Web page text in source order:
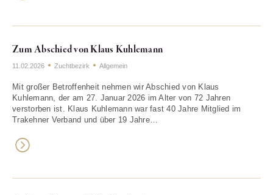
Zum Abschied von Klaus Kuhlemann
11.02.2026 Zuchtbezirk Allgemein
Mit großer Betroffenheit nehmen wir Abschied von Klaus
Kuhlemann, der am 27. Januar 2026 im Alter von 72 Jahren
verstorben ist. Klaus Kuhlemann war fast 40 Jahre Mitglied im
Trakehner Verband und über 19 Jahre…